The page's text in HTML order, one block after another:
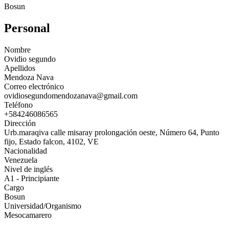
Bosun
Personal
Nombre
Ovidio segundo
Apellidos
Mendoza Nava
Correo electrónico
ovidiosegundomendozanava@gmail.com
Teléfono
+584246086565
Dirección
Urb.maraqiva calle misaray prolongación oeste, Número 64, Punto
fijo, Estado falcon, 4102, VE
Nacionalidad
Venezuela
Nivel de inglés
A1 - Principiante
Cargo
Bosun
Universidad/Organismo
Mesocamarero